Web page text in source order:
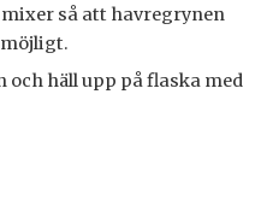
så att havregrynen
och häll upp på flaska med